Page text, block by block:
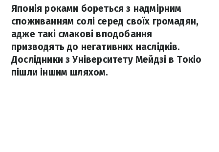
Японія роками бореться з надмірним
споживанням солі серед своїх громадян,
адже такі смакові вподобання
призводять до негативних наслідків.
Дослідники з Університету Мейдзі в Токіо
пішли іншим шляхом.